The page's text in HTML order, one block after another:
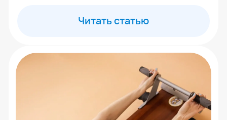
center.evminova@yandex.ru